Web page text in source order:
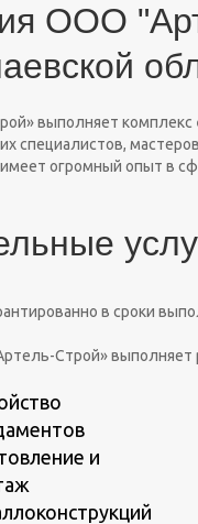
ООО
выполняет комплекс
специалистов,
огромный опыт в
в сроки
Строй» выполняет
и